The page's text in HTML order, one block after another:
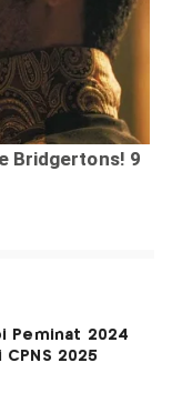
Peminat 2024
2025